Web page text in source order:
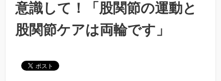
意識して！「股関節の運動と
股関節ケアは両輪です」